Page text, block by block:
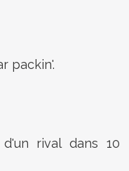
packin'.
rival dans 10